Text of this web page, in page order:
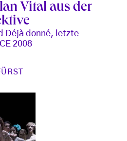
Vital aus der
Déjà donné, letzte
2008